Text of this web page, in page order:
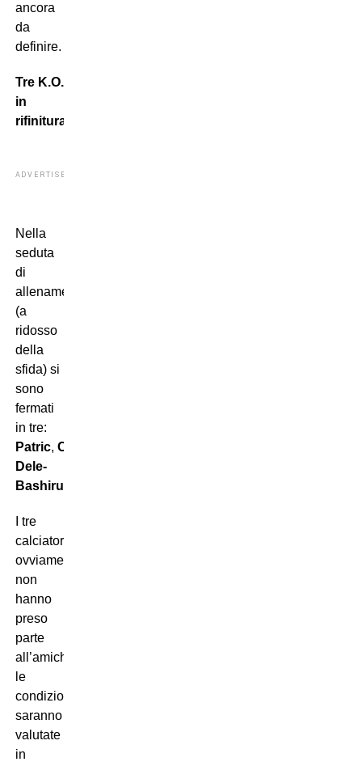
ancora
da
definire.
Tre K.O.
in
rifinitura
ADVERTISEMENT
Nella
seduta
di
allenamento
(a
ridosso
della
sfida) si
sono
fermati
in tre:
Patric, Cancellieri
Dele-
Bashiru
I tre
calciatori,
ovviamente,
non
hanno
preso
parte
all’amichevole:
le
condizioni
saranno
valutate
in